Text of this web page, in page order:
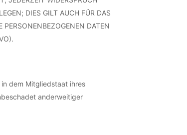
DIES GILT AUCH FÜR DAS
PERSONENBEZOGENEN DATEN
dem Mitgliedstaat ihres
anderweitiger